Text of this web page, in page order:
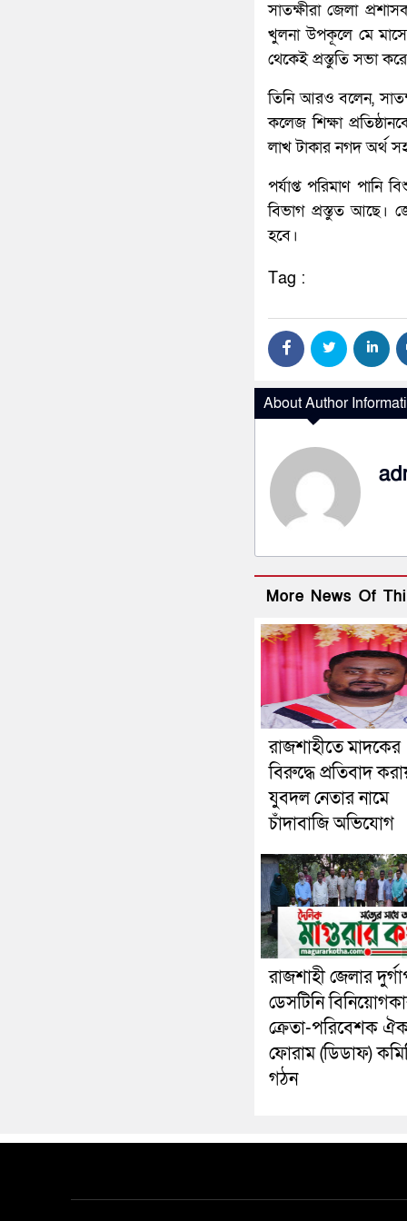
সাতক্ষীরা জেলা
খুলনা উপকূলে মে
থেকেই প্রস্তুতি সভা
তিনি আরও বলেন,
কলেজ শিক্ষা
লাখ টাকার নগদ অর্থ
পর্যাপ্ত পরিমাণ পানি
বিভাগ প্রস্তুত আছে।
হবে।
Tag :
About Author
More News Of
রাজশাহীতে মাদকের
বিরুদ্ধে প্রতিবাদ
যুবদল নেতার নামে
চাঁদাবাজি অভিযোগ
রাজশাহী জেলার
ডেসটিনি
ক্রেতা-পরিবেশক
ফোরাম (ডিডাফ)
গঠন